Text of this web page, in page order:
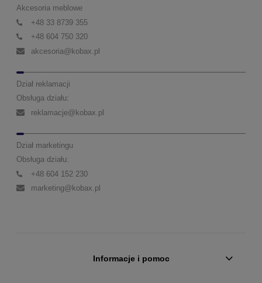
Akcesoria meblowe
+48 33 8739 355
+48 604 750 320
akcesoria@kobax.pl
Dział reklamacji
Obsługa działu:
reklamacje@kobax.pl
Dział marketingu
Obsługa działu:
+48 604 152 230
marketing@kobax.pl
Informacje i pomoc